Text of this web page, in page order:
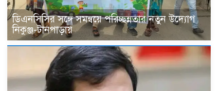
ডিএনসিসির সঙ্গে সমন্বয়ে পরিচ্ছন্নতার নতুন উদ্যোগ
নিকুঞ্জ-টানপাড়ায়